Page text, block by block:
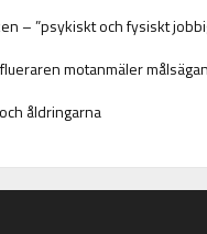
– ”psykiskt och fysiskt
motanmäler
åldringarna